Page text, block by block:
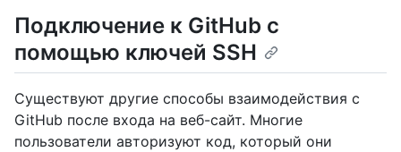
Подключение к GitHub с
помощью ключей SSH
Существуют другие способы взаимодействия с
GitHub после входа на веб-сайт. Многие
пользователи авторизуют код, который они